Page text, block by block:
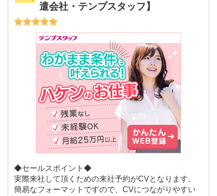
遣会社・テンプスタッフ】
◆セールスポイント◆
実際来社して頂くための来社予約がCVとなります。
簡易なフォーマットですので、CVにつながりやすい